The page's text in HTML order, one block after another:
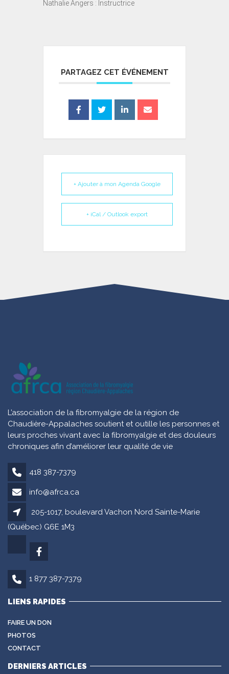
Nathalie Angers : Instructrice
PARTAGEZ CET ÉVÉNEMENT
+ Ajouter à mon Agenda Google
+ iCal / Outlook export
L’association de la fibromyalgie de la région de
Chaudière-Appalaches soutient et outille les personnes et
leurs proches vivant avec la fibromyalgie et des douleurs
chroniques afin d’améliorer leur qualité de vie
418 387-7379
info@afrca.ca
205-1017, boulevard Vachon Nord Sainte-Marie
(Québec) G6E 1M3
1 877 387-7379
LIENS RAPIDES
FAIRE UN DON
PHOTOS
CONTACT
DERNIERS ARTICLES